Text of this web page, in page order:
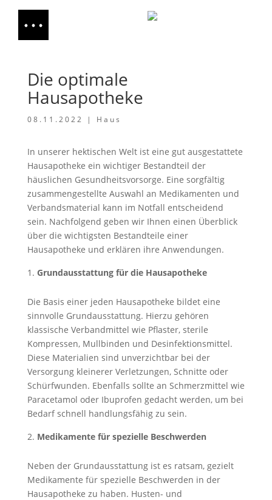
Die optimale
Hausapotheke
08.11.2022 | Haus
In unserer hektischen Welt ist eine gut ausgestattete
Hausapotheke ein wichtiger Bestandteil der
häuslichen Gesundheitsvorsorge. Eine sorgfältig
zusammengestellte Auswahl an Medikamenten und
Verbandsmaterial kann im Notfall entscheidend
sein. Nachfolgend geben wir Ihnen einen Überblick
über die wichtigsten Bestandteile einer
Hausapotheke und erklären ihre Anwendungen.
Grundausstattung für die Hausapotheke
Die Basis einer jeden Hausapotheke bildet eine
sinnvolle Grundausstattung. Hierzu gehören
klassische Verbandmittel wie Pflaster, sterile
Kompressen, Mullbinden und Desinfektionsmittel.
Diese Materialien sind unverzichtbar bei der
Versorgung kleinerer Verletzungen, Schnitte oder
Schürfwunden. Ebenfalls sollte an Schmerzmittel wie
Paracetamol oder Ibuprofen gedacht werden, um bei
Bedarf schnell handlungsfähig zu sein.
Medikamente für spezielle Beschwerden
Neben der Grundausstattung ist es ratsam, gezielt
Medikamente für spezielle Beschwerden in der
Hausapotheke zu haben. Husten- und